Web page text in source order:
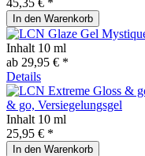
In den Warenkorb
Inhalt 10 ml
ab 29,95 € *
Details
& go, Versiegelungsgel
Inhalt 10 ml
25,95 € *
In den Warenkorb